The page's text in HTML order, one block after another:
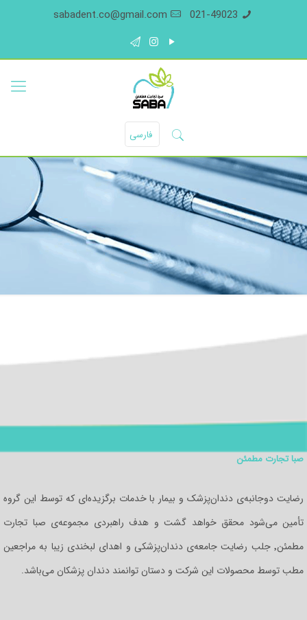
021-49023
sabadent.co@gmail.com
فارسی
صبا تجارت مطمئن
رضایت دوجانبه‌ی دندان‌پزشک و بیمار با خدمات برگزیده‌ای که توسط این گروه
تأمین می‌شود محقق خواهد گشت و هدف راهبردی مجموعه‌ی صبا تجارت
مطمئن٬ جلب رضایت جامعه‌ی دندان‌پزشکی و اهدای لبخندی زیبا به مراجعین
مطب توسط محصولات این شرکت و دستان توانمند دندان‌ پزشکان می‌باشد.